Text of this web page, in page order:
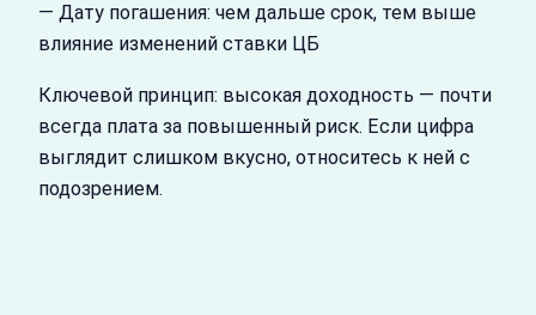
— Дату погашения: чем дальше срок, тем выше
влияние изменений ставки ЦБ
Ключевой принцип: высокая доходность — почти
всегда плата за повышенный риск. Если цифра
выглядит слишком вкусно, относитесь к ней с
подозрением.